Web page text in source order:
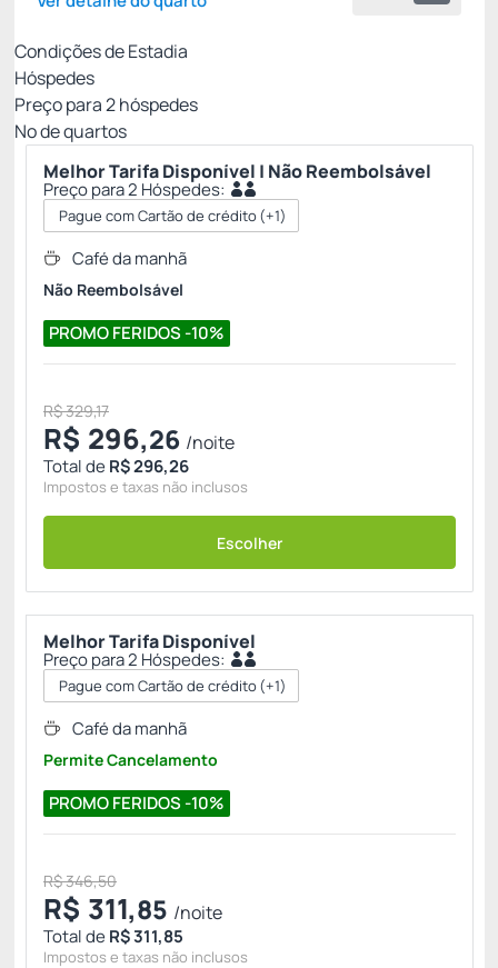
Condições de Estadia
Hóspedes
Preço para2hóspedes
Nº de quartos
Melhor Tarifa Disponível | Não Reembolsável
Preço para 2 Hóspedes:
Pague com Cartão de crédito(+1)
PROMO FERIDOS -10%
Café da manhã
Não Reembolsável
R$ 329,17
R$ 296,26 /noite
Total deR$ 296,26
Impostos e taxas não inclusos
Escolher
Melhor Tarifa Disponível
Preço para 2 Hóspedes:
Pague com Cartão de crédito(+1)
PROMO FERIDOS -10%
Café da manhã
Permite Cancelamento
R$ 346,50
R$ 311,85 /noite
Total deR$ 311,85
Impostos e taxas não inclusos